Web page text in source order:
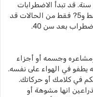
كما ان متوسط الاعمالا منالبداية هو 16 سنة. قد تبدأ الاضطرابات
خلال الطفولة المبكرة أو العمر المتوسط و5? فقط من الحالات قد
وجسمه أو أجزاء
يطفو في الهواء على نفسه.
في كلامك أو حركاتك.
انها مشوهة أو